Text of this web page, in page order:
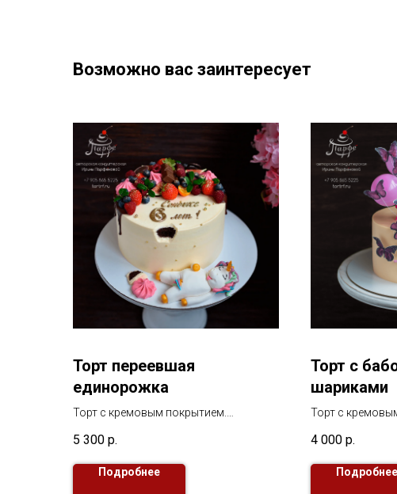
Возможно вас заинтересует
Торт переевшая
единорожка
Торт с кремовым покрытием.
и ягоды.
5 300 р.
Подробнее
Торт с
шариками
Торт с
элементы из
4 000 р.
Подробнее